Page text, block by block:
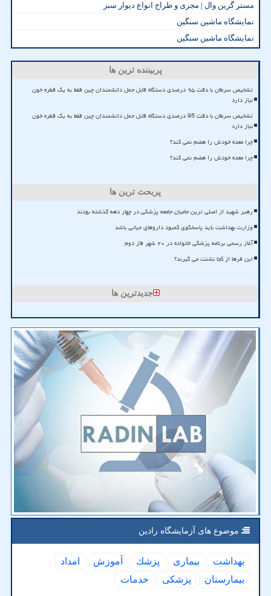
مستر گرین وال | مجری و طراح انواع دیوار سبز
نمایشگاه ماشین سنگین
نمایشگاه ماشین سنگین
پربیننده ترین ها
تشخیص سرطان با دقت ۹۵ درصدی دستگاه قابل حمل دانشمندان چین فقط به یک قطره خون
نیاز دارد
تشخیص سرطان با دقت 95 درصدی دستگاه قابل حمل دانشمندان چین فقط به یک قطره خون
نیاز دارد
چرا معده خودش را هضم نمی کند؟
چرا معده خودش را هضم نمی کند؟
پربحث ترین ها
رهبر شهید از اصلی ترین حامیان جامعه پزشکی در چهار دهه گذشته بودند
وزارت بهداشت باید پاسخگوی کمبود داروهای حیاتی باشد
آغاز رسمی برنامه پزشکی خانواده در ۲۰ شهر فاز دوم
این فرها از کجا نشئت می گیرند؟
جدیدترین ها
موضوع های آزمایشگاه رادین
بهداشت بیماری پزشك آموزش
امداد
بیمارستان
پزشكی خدمات